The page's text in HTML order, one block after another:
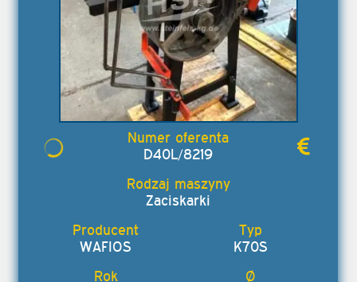
D40L/8219
Zaciskarki
WAFIOS K70S